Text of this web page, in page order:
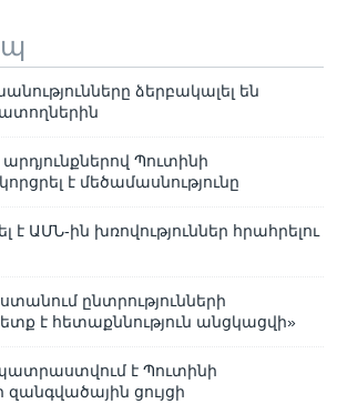
ձերբակալել են
արդյունքներով Պուտինի
է մեծամասնությունը
է ԱՄՆ-ին խռովություններ հրահրելու
ընտրությունների
է հետաքննություն անցկացվի»
է Պուտինի
ցույցի